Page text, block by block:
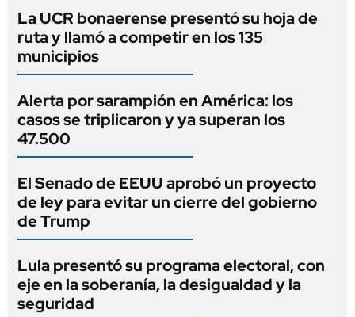
La UCR bonaerense presentó su hoja de
ruta y llamó a competir en los 135
municipios
Alerta por sarampión en América: los
casos se triplicaron y ya superan los
47.500
El Senado de EEUU aprobó un proyecto
de ley para evitar un cierre del gobierno
de Trump
Lula presentó su programa electoral, con
eje en la soberanía, la desigualdad y la
seguridad